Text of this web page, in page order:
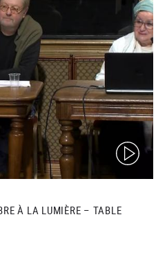
(video)
À LA LUMIÈRE – TABLE